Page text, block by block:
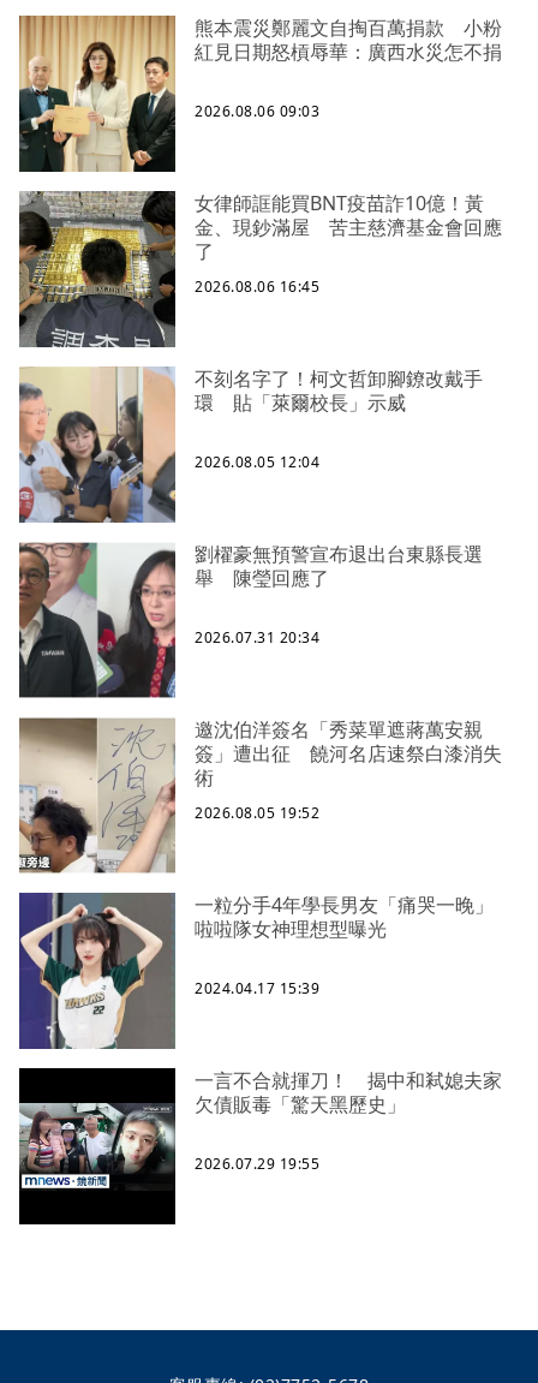
熊本震災鄭麗文自掏百萬捐款 小粉
紅見日期怒槓辱華：廣西水災怎不捐
2026.08.06 09:03
女律師誆能買BNT疫苗詐10億！黃
金、現鈔滿屋 苦主慈濟基金會回應
了
2026.08.06 16:45
不刻名字了！柯文哲卸腳鐐改戴手
環 貼「萊爾校長」示威
2026.08.05 12:04
劉櫂豪無預警宣布退出台東縣長選
舉 陳瑩回應了
2026.07.31 20:34
邀沈伯洋簽名「秀菜單遮蔣萬安親
簽」遭出征 饒河名店速祭白漆消失
術
2026.08.05 19:52
一粒分手4年學長男友「痛哭一晚」
啦啦隊女神理想型曝光
2024.04.17 15:39
一言不合就揮刀！ 揭中和弒媳夫家
欠債販毒「驚天黑歷史」
2026.07.29 19:55